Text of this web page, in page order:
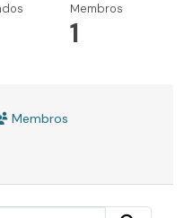
Membros
1
Membros